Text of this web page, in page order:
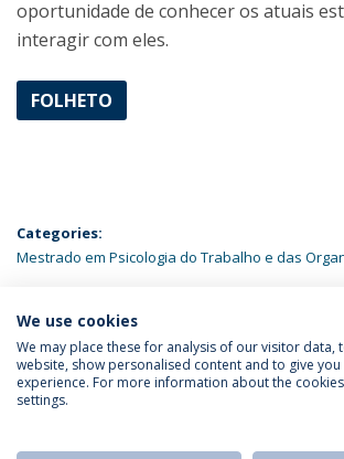
oportunidade de conhecer os atuais
interagir com eles.
FOLHETO
Categories:
Mestrado em Psicologia do Trabalho e das
ÚLTIMAS NOTÍCIAS
Política de Privacidade
Termos &
We use cookies
We may place these for analysis of our visitor data,
website, show personalised content and to give
experience. For more information about the
settings.